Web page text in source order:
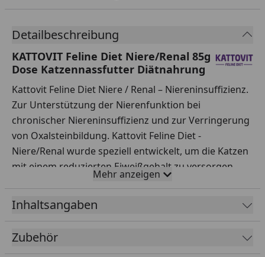
Detailbeschreibung
KATTOVIT Feline Diet Niere/Renal 85g
Dose Katzennassfutter Diätnahrung
Kattovit Feline Diet Niere / Renal – Niereninsuffizienz.
Zur Unterstützung der Nierenfunktion bei
chronischer Niereninsuffizienz und zur Verringerung
von Oxalsteinbildung. Kattovit Feline Diet -
Niere/Renal wurde speziell entwickelt, um die Katzen
mit einem reduzierten Eiweißgehalt zu versorgen,
durch die Verwendung von hochwertigem Protein in
einer leicht verdaulichen Zusammensetzung. Hohe
Eiweißgehalte können sich schädigend auf die Nieren
bezogen auf die Energiemenge. Bei Kattovit
Mehr anzeigen
Inhaltsangaben
Zubehör